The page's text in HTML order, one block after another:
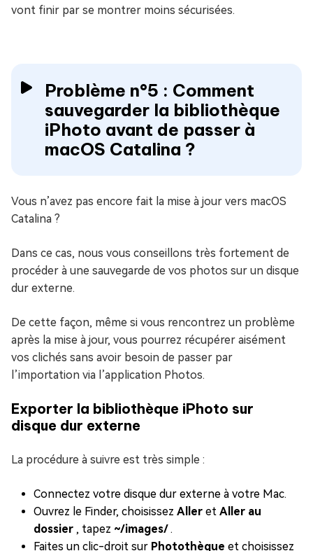
vont finir par se montrer moins sécurisées.
Problème n°5 : Comment
sauvegarder la bibliothèque
iPhoto avant de passer à
macOS Catalina ?
Vous n’avez pas encore fait la mise à jour vers macOS
Catalina ?
Dans ce cas, nous vous conseillons très fortement de
procéder à une sauvegarde de vos photos sur un disque
dur externe.
De cette façon, même si vous rencontrez un problème
après la mise à jour, vous pourrez récupérer aisément
vos clichés sans avoir besoin de passer par
l’importation via l’application Photos.
Exporter la bibliothèque iPhoto sur
disque dur externe
La procédure à suivre est très simple :
Connectez votre disque dur externe à votre Mac.
Ouvrez le Finder, choisissez Aller et Aller au
dossier , tapez ~/images/.
Faites un clic-droit sur Photothèque et choisissez